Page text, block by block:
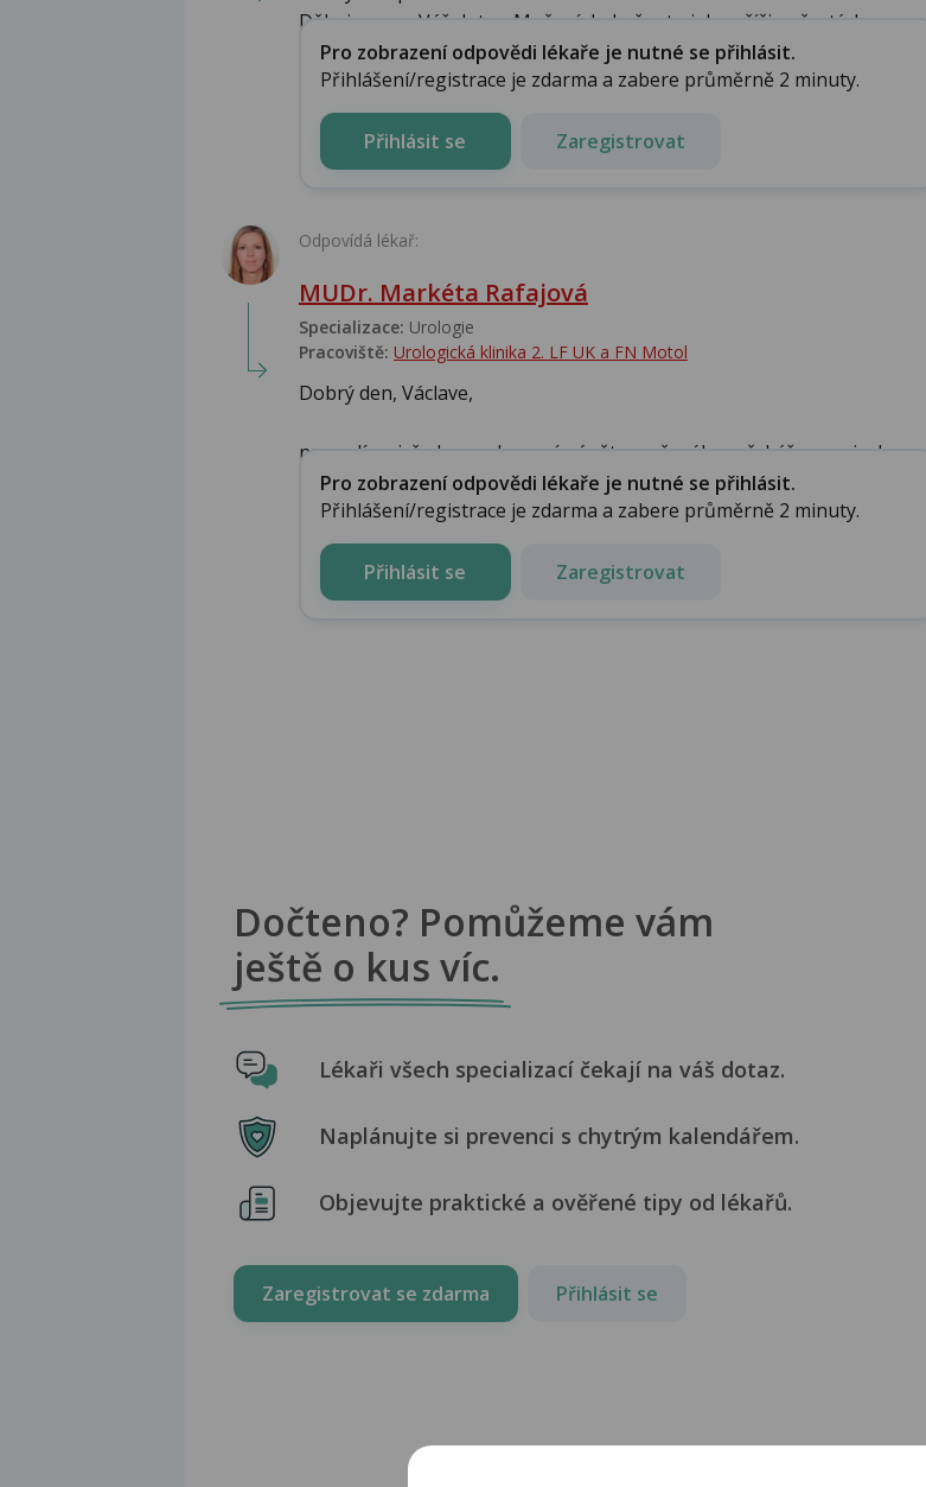
Děkujeme za Váš dotaz. Močení do bažantu jako příčina častých ...
Pro zobrazení odpovědi lékaře je nutné se přihlásit.
Přihlášení/registrace je zdarma a zabere průměrně 2 minuty.
Přihlásit se Zaregistrovat
Odpovídá lékař:
MUDr. Markéta Rafajová
Specializace: Urologie‎
Pracoviště: Urologická klinika 2. LF UK a FN Motol
Dobrý den, Václave,
nemyslím si, že by opakované záněty močového měchýře souvisely s ...
Pro zobrazení odpovědi lékaře je nutné se přihlásit.
Přihlášení/registrace je zdarma a zabere průměrně 2 minuty.
Přihlásit se Zaregistrovat
Dočteno? Pomůžeme vám
ještě o kus víc.
Lékaři všech specializací čekají na váš dotaz.
Naplánujte si prevenci s chytrým kalendářem.
Objevujte praktické a ověřené tipy od lékařů.
Zaregistrovat se zdarma Přihlásit se